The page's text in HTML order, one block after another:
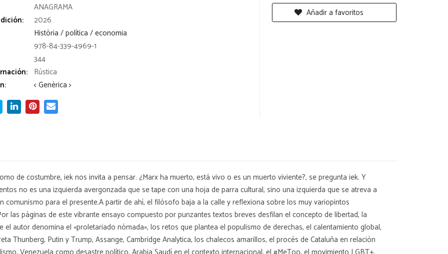
ANAGRAMA
2026
Història / política / economia
978-84-339-4969-1
344
Rústica
< Genèrica >
Añadir a favoritos
de costumbre, iek nos invita a pensar. ¿Marx ha muerto, está vivo o es un muerto viviente?, se pregunta iek. Y
no es una izquierda avergonzada que se tape con una hoja de parra cultural, sino una izquierda que se atreva a
para el presente.A partir de ahí, el filósofo baja a la calle y reflexiona sobre los muy variopintos
las páginas de este vibrante ensayo compuesto por punzantes textos breves desfilan el concepto de libertad, la
autor denomina el «proletariado nómada», los retos que plantea el populismo de derechas, el calentamiento global,
Thunberg, Putin y Trump, Assange, Cambridge Analytica, los chalecos amarillos, el procés de Cataluña en relación